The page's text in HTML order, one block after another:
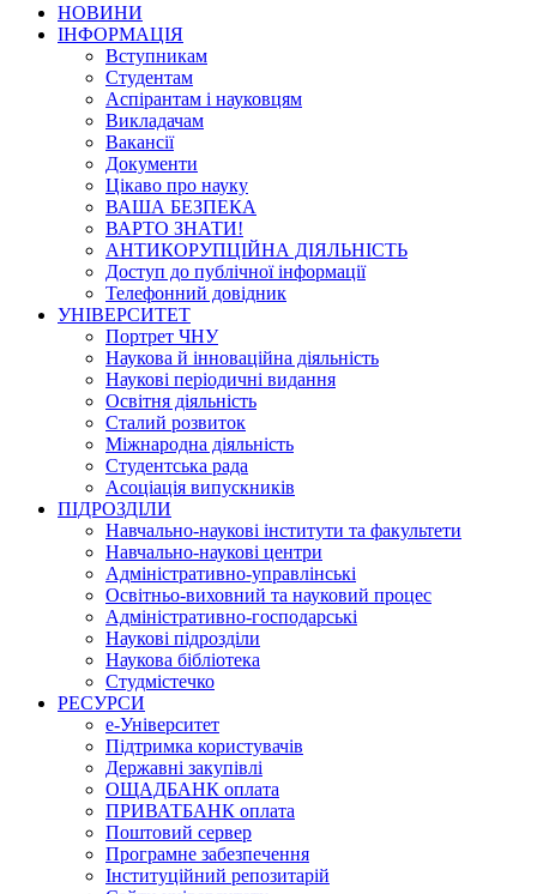
НОВИНИ
ІНФОРМАЦІЯ
Вступникам
Студентам
Аспірантам і науковцям
Викладачам
Вакансії
Документи
Цікаво про науку
ВАША БЕЗПЕКА
ВАРТО ЗНАТИ!
АНТИКОРУПЦІЙНА ДІЯЛЬНІСТЬ
Доступ до публічної інформації
Телефонний довідник
УНІВЕРСИТЕТ
Портрет ЧНУ
Наукова й інноваційна діяльність
Наукові періодичні видання
Освітня діяльність
Сталий розвиток
Міжнародна діяльність
Студентська рада
Асоціація випускників
ПІДРОЗДІЛИ
Навчально-наукові інститути та факультети
Навчально-наукові центри
Адміністративно-управлінські
Освітньо-виховний та науковий процес
Адміністративно-господарські
Наукові підрозділи
Наукова бібліотека
Студмістечко
РЕСУРСИ
е-Університет
Підтримка користувачів
Державні закупівлі
ОЩАДБАНК оплата
ПРИВАТБАНК оплата
Поштовий сервер
Програмне забезпечення
Інституційний репозитарій